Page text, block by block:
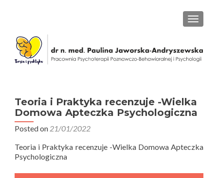
Teoria i Praktyka recenzuje -Wielka
Domowa Apteczka Psychologiczna
Posted on 21/01/2022
Teoria i Praktyka recenzuje -Wielka Domowa Apteczka
Psychologiczna